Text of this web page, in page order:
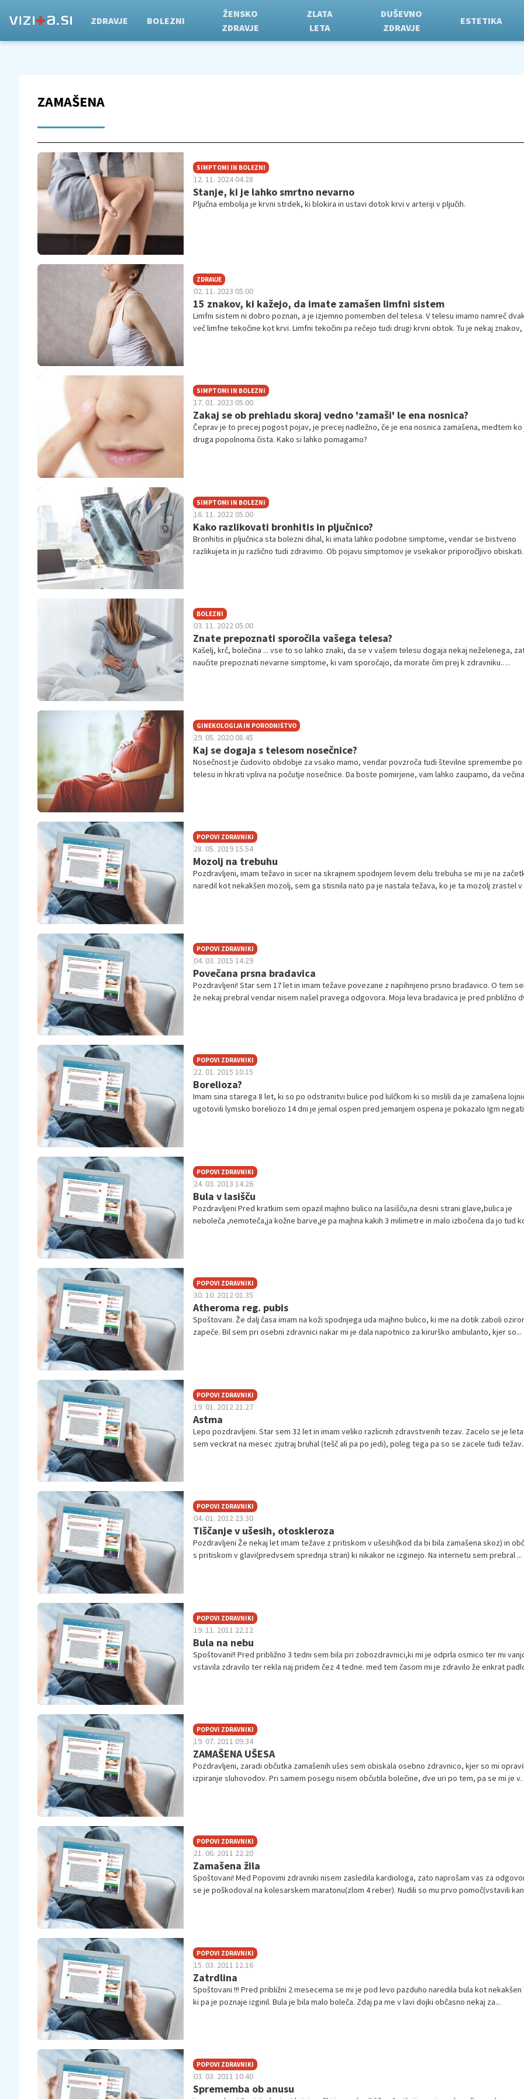
ZDRAVJE BOLEZNI
ŽENSKO
ZDRAVJE
ZLATA
LETA
DUŠEVNO
ZDRAVJE
ESTETIKA
ZAMAŠENA
SIMPTOMI IN BOLEZNI
12. 11. 2024 04.28
Stanje, ki je lahko smrtno nevarno
Pljučna embolija je krvni strdek, ki blokira in ustavi dotok krvi v arteriji v pljučih.
ZDRAVJE
02. 11. 2023 05.00
15 znakov, ki kažejo, da imate zamašen limfni sistem
Limfni sistem ni dobro poznan, a je izjemno pomemben del telesa. V telesu imamo namreč
več limfne tekočine kot krvi. Limfni tekočini pa rečejo tudi drugi krvni obtok. Tu je nekaj znakov,
SIMPTOMI IN BOLEZNI
17. 01. 2023 05.00
Zakaj se ob prehladu skoraj vedno 'zamaši' le ena nosnica?
Čeprav je to precej pogost pojav, je precej nadležno, če je ena nosnica zamašena, medtem ko
druga popolnoma čista. Kako si lahko pomagamo?
SIMPTOMI IN BOLEZNI
16. 11. 2022 05.00
Kako razlikovati bronhitis in pljučnico?
Bronhitis in pljučnica sta bolezni dihal, ki imata lahko podobne simptome, vendar se bistveno
razlikujeta in ju različno tudi zdravimo. Ob pojavu simptomov je vsekakor priporočljivo obiskati
BOLEZNI
03. 11. 2022 05.00
Znate prepoznati sporočila vašega telesa?
Kašelj, krč, bolečina ... vse to so lahko znaki, da se v vašem telesu dogaja nekaj neželenega,
naučite prepoznati nevarne simptome, ki vam sporočajo, da morate čim prej k zdravniku.
GINEKOLOGIJA IN PORODNIŠTVO
29. 05. 2020 08.45
Kaj se dogaja s telesom nosečnice?
Nosečnost je čudovito obdobje za vsako mamo, vendar povzroča tudi številne spremembe po
telesu in hkrati vpliva na počutje nosečnice. Da boste pomirjene, vam lahko zaupamo, da večina
POPOVI ZDRAVNIKI
28. 05. 2019 15.54
Mozolj na trebuhu
Pozdravljeni, imam težavo in sicer na skrajnem spodnjem levem delu trebuha se mi je na
naredil kot nekakšen mozolj, sem ga stisnila nato pa je nastala težava, ko je ta mozolj zrastel v
POPOVI ZDRAVNIKI
04. 03. 2015 14.29
Povečana prsna bradavica
Pozdravljeni! Star sem 17 let in imam težave povezane z napihnjeno prsno bradavico. O tem
že nekaj prebral vendar nisem našel pravega odgovora. Moja leva bradavica je pred približno
POPOVI ZDRAVNIKI
22. 01. 2015 10.15
Borelioza?
Imam sina starega 8 let, ki so po odstranitvi bulice pod lulčkom ki so mislili da je zamašena
ugotovili lymsko boreliozo 14 dni je jemal ospen pred jemanjem ospena je pokazalo Igm
POPOVI ZDRAVNIKI
24. 03. 2013 14.26
Bula v lasišču
Pozdravljeni Pred kratkim sem opazil majhno bulico na lasišču,na desni strani glave,bulica je
neboleča ,nemoteča,ja kožne barve,je pa majhna kakih 3 milimetre in malo izbočena da jo tud
POPOVI ZDRAVNIKI
30. 10. 2012 01.35
Atheroma reg. pubis
Spoštovani. Že dalj časa imam na koži spodnjega uda majhno bulico, ki me na dotik zaboli
zapeče. Bil sem pri osebni zdravnici nakar mi je dala napotnico za kirurško ambulanto, kjer so...
POPOVI ZDRAVNIKI
19. 01. 2012 21.27
Astma
Lepo pozdravljeni. Star sem 32 let in imam veliko razlicnih zdravstvenih tezav. Zacelo se je
sem veckrat na mesec zjutraj bruhal (tešč ali pa po jedi), poleg tega pa so se zacele tudi
POPOVI ZDRAVNIKI
04. 01. 2012 23.30
Tiščanje v ušesih, otoskleroza
Pozdravljeni Že nekaj let imam težave z pritiskom v ušesih(kod da bi bila zamašena skoz) in
s pritiskom v glavi(predvsem sprednja stran) ki nikakor ne izginejo. Na internetu sem prebral ...
POPOVI ZDRAVNIKI
19. 11. 2011 22.12
Bula na nebu
Spoštovani!! Pred približno 3 tedni sem bila pri zobozdravnici,ki mi je odprla osmico ter mi
vstavila zdravilo ter rekla naj pridem čez 4 tedne. med tem časom mi je zdravilo že enkrat
POPOVI ZDRAVNIKI
19. 07. 2011 09.34
ZAMAŠENA UŠESA
Pozdravljeni, zaradi občutka zamašenih ušes sem obiskala osebno zdravnico, kjer so mi
izpiranje sluhovodov. Pri samem posegu nisem občutila bolečine, dve uri po tem, pa se mi je v
POPOVI ZDRAVNIKI
21. 06. 2011 22.20
Zamašena žila
Spoštovani! Med Popovimi zdravniki nisem zasledila kardiologa, zato naprošam vas za
se je poškodoval na kolesarskem maratonu(zlom 4 reber). Nudili so mu prvo pomoč(vstavili
POPOVI ZDRAVNIKI
15. 03. 2011 12.16
Zatrdlina
Spoštovani !!! Pred približni 2 mesecema se mi je pod levo pazduho naredila bula kot nekakšen
ki pa je poznaje izginil. Bula je bila malo boleča. Zdaj pa me v lavi dojki občasno nekaj za...
POPOVI ZDRAVNIKI
03. 03. 2011 10.40
Sprememba ob anusu